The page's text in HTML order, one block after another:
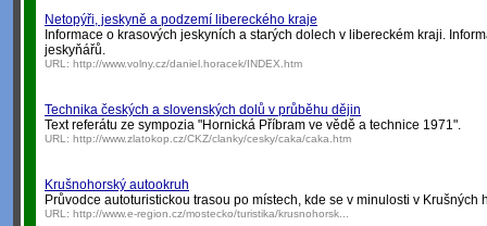
Netopýři, jeskyně a podzemí libereckého kraje
Informace o krasových jeskyních a starých dolech v libereckém kraji.
jeskyňářů.
URL: http://www.volny.cz/daniel.horacek/INDEX.htm
Technika českých a slovenských dolů v průběhu dějin
Text referátu ze sympozia "Hornická Příbram ve vědě a technice 1971".
URL: http://www.zlatokop.cz/CKZ/clanky/cesky/caka/caka.htm
Krušnohorský autookruh
Průvodce autoturistickou trasou po místech, kde se v minulosti v Krušných
URL: http://www.e-region.cz/mostecko/turistika/krusnohorsk...